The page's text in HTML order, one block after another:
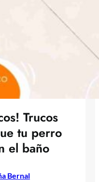
Trucos
tu perro
el baño
Bernal